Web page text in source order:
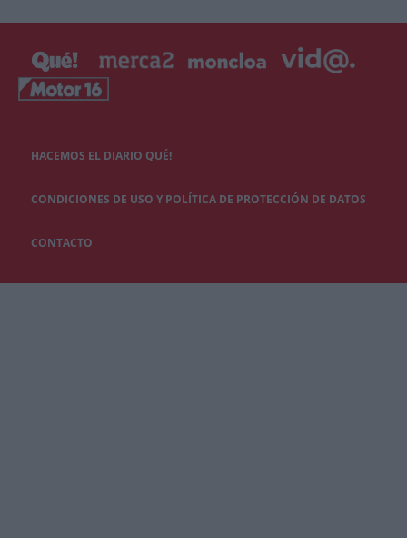
HACEMOS EL DIARIO QUÉ!
CONDICIONES DE USO Y POLÍTICA DE PROTECCIÓN DE DATOS
CONTACTO